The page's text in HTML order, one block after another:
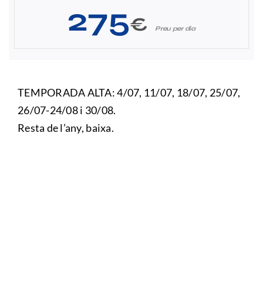
275€ Preu per dia
TEMPORADA ALTA: 4/07, 11/07, 18/07, 25/07,
26/07-24/08 i 30/08.
Resta de l’any, baixa.